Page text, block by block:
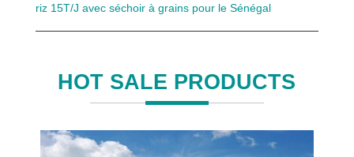
riz 15T/J avec séchoir à grains pour le Sénégal
HOT SALE PRODUCTS